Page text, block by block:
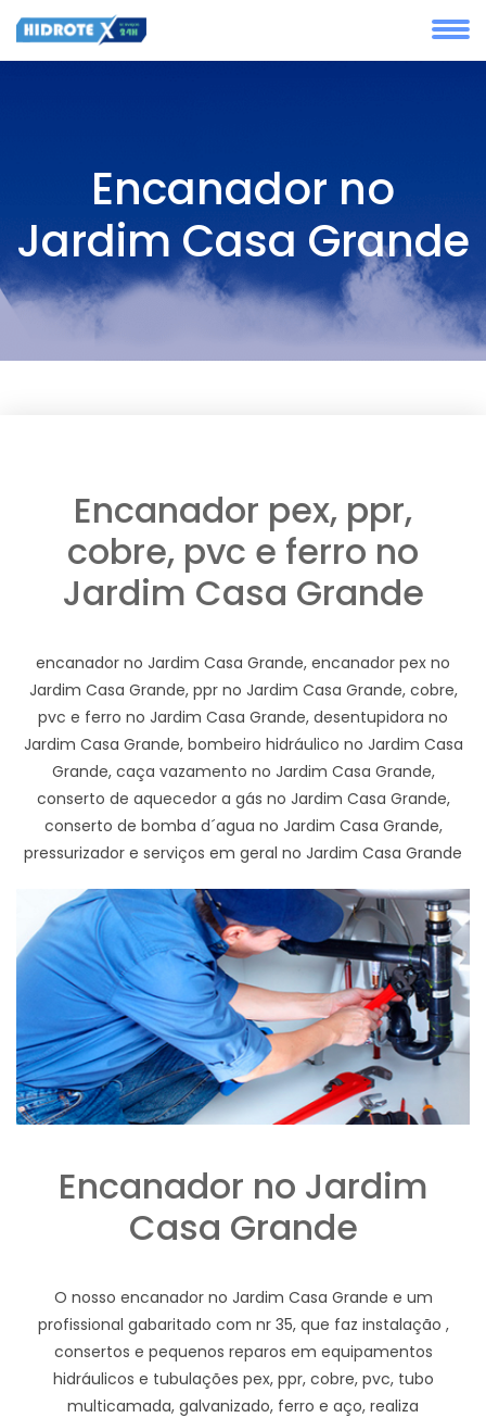
Encanador no
Jardim Casa Grande
Encanador pex, ppr,
cobre, pvc e ferro no
Jardim Casa Grande
encanador no Jardim Casa Grande, encanador pex no
Jardim Casa Grande, ppr no Jardim Casa Grande, cobre,
pvc e ferro no Jardim Casa Grande, desentupidora no
Jardim Casa Grande, bombeiro hidráulico no Jardim Casa
Grande, caça vazamento no Jardim Casa Grande,
conserto de aquecedor a gás no Jardim Casa Grande,
conserto de bomba d´agua no Jardim Casa Grande,
pressurizador e serviços em geral no Jardim Casa Grande
Encanador no Jardim
Casa Grande
O nosso encanador no Jardim Casa Grande e um
profissional gabaritado com nr 35, que faz instalação ,
consertos e pequenos reparos em equipamentos
hidráulicos e tubulações pex, ppr, cobre, pvc, tubo
multicamada, galvanizado, ferro e aço, realiza